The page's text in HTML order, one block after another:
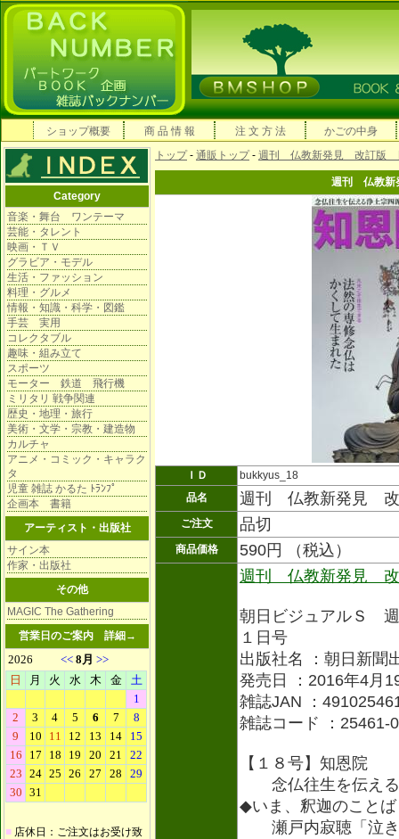
ショップ概要 商 品 情 報 注 文 方 法 かごの中身
Category
音楽・舞台 ワンテーマ
芸能・タレント
映画・ＴＶ
グラビア・モデル
生活・ファッション
料理・グルメ
情報・知識・科学・図鑑
手芸 実用
コレクタブル
趣味・組み立て
スポーツ
モーター 鉄道 飛行機
ミリタリ 戦争関連
歴史・地理・旅行
美術・文学・宗教・建造物
カルチャ
アニメ・コミック・キャラク
タ
児童 雑誌 かるた ﾄﾗﾝﾌﾟ
企画本 書籍
アーティスト・出版社
サイン本
作家・出版社
その他
MAGIC The Gathering
営業日のご案内 詳細→
■ 店休日：ご注文はお受け致
トップ- 通販トップ- 週刊 仏教新発見 改訂版
週刊 仏教
ＩＤ
bukkyus_18
品名
週刊 仏教新発見
ご注文 品切
商品価格 590円 （税込）
週刊 仏教新発見
朝日ビジュアルＳ
１日号
出版社名 ：朝日新聞
発売日 ：2016年4月
雑誌JAN ：
雑誌コード ：25461-
【１８号】知恩院
念仏往生を伝える
◆いま、釈迦のことば
瀬戸内寂聴「泣き